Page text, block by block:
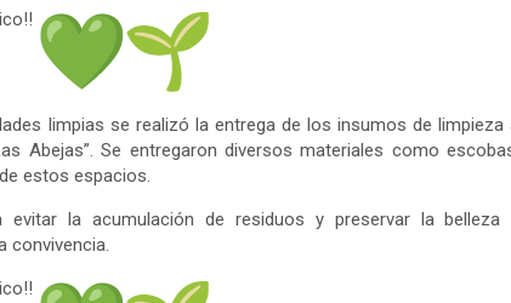
limpias se realizó la entrega de los insumos de limpieza
Abejas”. Se entregaron diversos materiales como
estos espacios.
la acumulación de residuos y preservar la belleza
convivencia.